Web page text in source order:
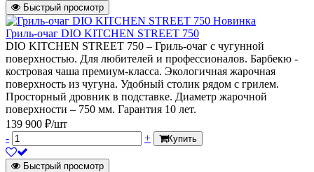
Быстрый просмотр
Новинка
Гриль-очаг DIO KITCHEN STREET 750
DIO KITCHEN STREET 750 – Гриль-очаг с чугунной
поверхностью. Для любителей и профессионалов. Барбекю -
костровая чаша премиум-класса. Экологичная жарочная
поверхность из чугуна. Удобный столик рядом с грилем.
Просторный дровник в подставке. Диаметр жарочной
поверхности – 750 мм. Гарантия 10 лет.
139 900 ₽/шт
-
+ Купить
Быстрый просмотр